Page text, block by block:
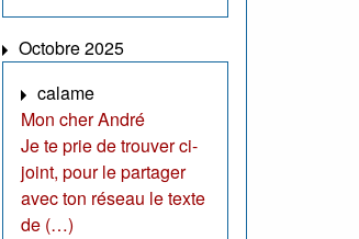
Octobre 2025
calame
Mon cher André
Je te prie de trouver ci-
joint, pour le partager
avec ton réseau le texte
de (…)